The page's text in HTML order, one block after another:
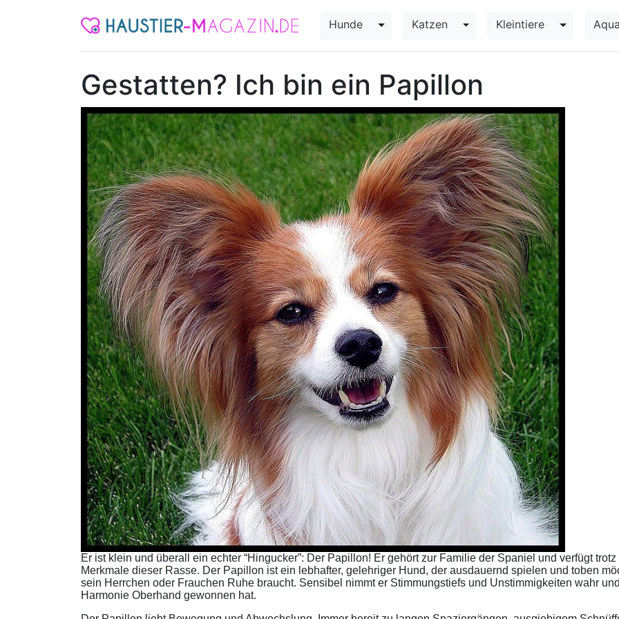
Hunde Toggle Dropdown
Katzen Toggle Dropdown
Kleintiere Toggle
Gestatten? Ich bin ein Papillon
Er ist klein und überall ein echter “Hingucker”: Der Papillon! Er gehört zur Familie der Spaniel und verfügt
Merkmale dieser Rasse. Der Papillon ist ein lebhafter, gelehriger Hund, der ausdauernd spielen und toben
sein Herrchen oder Frauchen Ruhe braucht. Sensibel nimmt er Stimmungstiefs und Unstimmigkeiten wahr
Harmonie Oberhand gewonnen hat.